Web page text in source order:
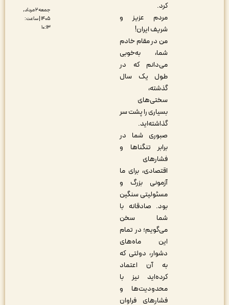
مردم عزیز و
شریف ایران!
من در مقام خادم
شما، به‌خوبی
می‌دانم که در
طول یک سال
سختی‌های
بسیاری را پشت سر
گذاشته‌اید.
صبوری شما در
برابر تنگناها و
فشارهای
اقتصادی، برای ما
آزمونی بزرگ و
مسئولیتی سنگین
بود. صادقانه با
شما سخن
می‌گویم؛ در تمام
این ماه‌های
دشوار، دولتی که
به آن اعتماد
کرده‌اید نیز با
محدودیت‌ها و
فشارهای فراوان
جمعه ۲ مرداد,
۱۴۰۵ | ساعت: